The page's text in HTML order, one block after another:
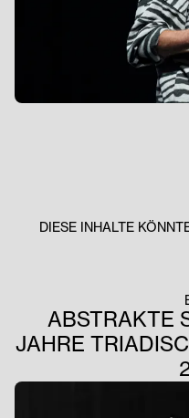
DIESE INHALTE
ABSTRAKTE
JAHRE